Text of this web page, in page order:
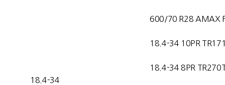
600/70 R28 AMAX
18.4-34
18.4-34 10PR
18.4-34 8PR